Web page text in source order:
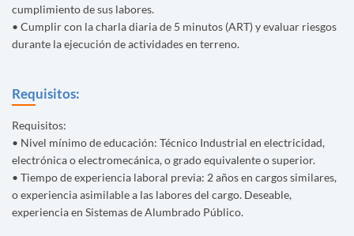
cumplimiento de sus labores.
• Cumplir con la charla diaria de 5 minutos (ART) y evaluar riesgos
durante la ejecución de actividades en terreno.
Requisitos:
Requisitos:
• Nivel mínimo de educación: Técnico Industrial en electricidad,
electrónica o electromecánica, o grado equivalente o superior.
• Tiempo de experiencia laboral previa: 2 años en cargos similares,
o experiencia asimilable a las labores del cargo. Deseable,
experiencia en Sistemas de Alumbrado Público.